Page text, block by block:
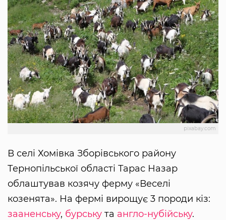
pixabay.com
В селі Хомівка Зборівського району
Тернопільської області Тарас Назар
облаштував козячу ферму «Веселі
козенята». На фермі вирощує 3 породи кіз:
зааненську, бурську та англо-нубійську.